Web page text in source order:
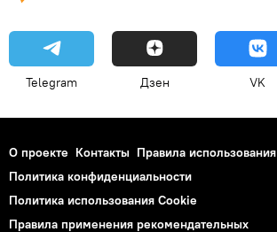
Telegram Дзен VK
О проекте Контакты Правила использования
Политика конфиденциальности
Политика использования Cookie
Правила применения рекомендательных